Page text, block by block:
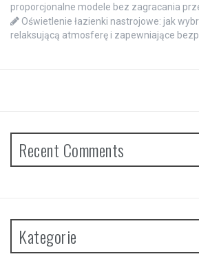
proporcjonalne modele bez zagracania
Oświetlenie łazienki nastrojowe: jak
relaksującą atmosferę i zapewniające
Recent Comments
Kategorie